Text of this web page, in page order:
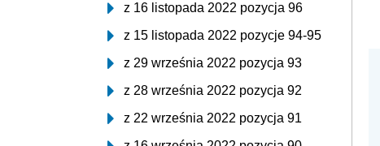
z 16 listopada 2022 pozycja 96
z 15 listopada 2022 pozycje 94-95
z 29 września 2022 pozycja 93
z 28 września 2022 pozycja 92
z 22 września 2022 pozycja 91